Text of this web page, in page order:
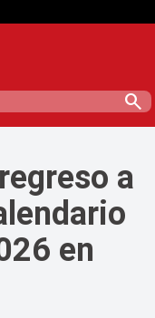
search
a
en